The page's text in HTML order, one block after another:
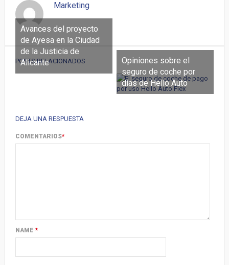
Marketing
POSTS RELACIONADOS
Avances del proyecto
de Ayesa en la Ciudad
de la Justicia de
Alicante
Opiniones sobre el
seguro de coche por
días de Hello Auto
DEJA UNA RESPUESTA
COMENTARIOS*
NAME *